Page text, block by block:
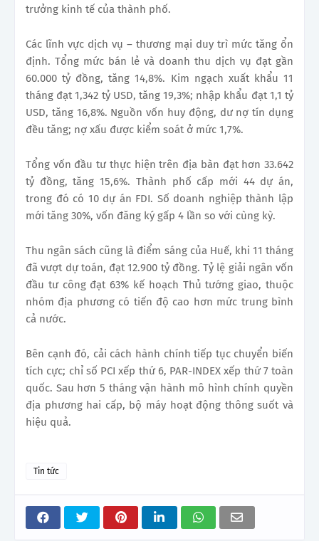
trưởng kinh tế của thành phố.
Các lĩnh vực dịch vụ – thương mại duy trì mức tăng ổn
định. Tổng mức bán lẻ và doanh thu dịch vụ đạt gần
60.000 tỷ đồng, tăng 14,8%. Kim ngạch xuất khẩu 11
tháng đạt 1,342 tỷ USD, tăng 19,3%; nhập khẩu đạt 1,1 tỷ
USD, tăng 16,8%. Nguồn vốn huy động, dư nợ tín dụng
đều tăng; nợ xấu được kiểm soát ở mức 1,7%.
Tổng vốn đầu tư thực hiện trên địa bàn đạt hơn 33.642
tỷ đồng, tăng 15,6%. Thành phố cấp mới 44 dự án,
trong đó có 10 dự án FDI. Số doanh nghiệp thành lập
mới tăng 30%, vốn đăng ký gấp 4 lần so với cùng kỳ.
Thu ngân sách cũng là điểm sáng của Huế, khi 11 tháng
đã vượt dự toán, đạt 12.900 tỷ đồng. Tỷ lệ giải ngân vốn
đầu tư công đạt 63% kế hoạch Thủ tướng giao, thuộc
nhóm địa phương có tiến độ cao hơn mức trung bình
cả nước.
Bên cạnh đó, cải cách hành chính tiếp tục chuyển biến
tích cực; chỉ số PCI xếp thứ 6, PAR-INDEX xếp thứ 7 toàn
quốc. Sau hơn 5 tháng vận hành mô hình chính quyền
địa phương hai cấp, bộ máy hoạt động thông suốt và
hiệu quả.
Tin tức